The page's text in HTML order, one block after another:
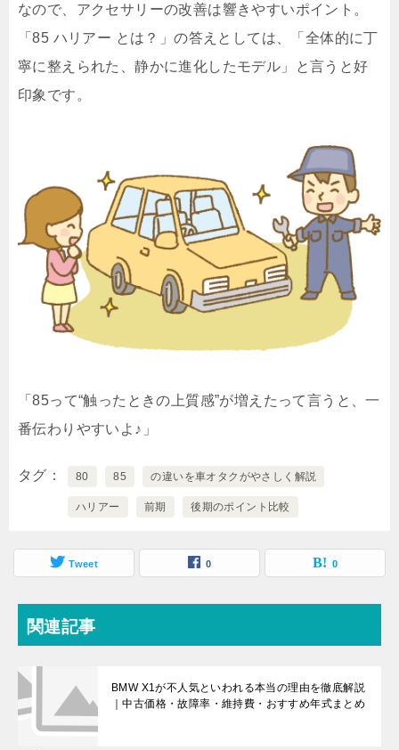
なので、アクセサリーの改善は響きやすいポイント。
「85 ハリアー とは？」の答えとしては、「全体的に丁
寧に整えられた、静かに進化したモデル」と言うと好
印象です。
「85って“触ったときの上質感”が増えたって言うと、一
番伝わりやすいよ♪」
タグ 80 85 の違いを車オタクがやさしく解説
ハリアー 前期 後期のポイント比較
Tweet 0 0
関連記事
BMW X1が不人気といわれる本当の理由を徹底解説
｜中古価格・故障率・維持費・おすすめ年式まとめ